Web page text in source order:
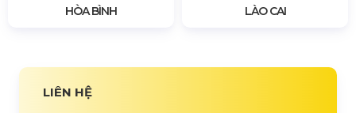
HÒA BÌNH LÀO CAI
LIÊN HỆ